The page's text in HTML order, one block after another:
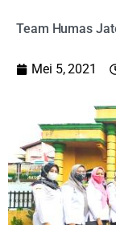
Team Humas
Mei 5, 2021